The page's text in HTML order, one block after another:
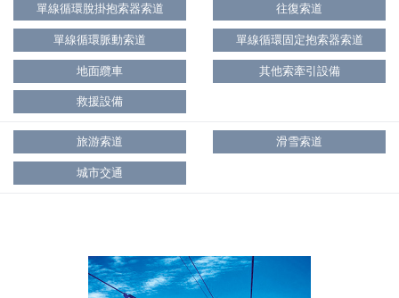
單線循環脫掛抱索器索道 往復索道
單線循環脈動索道 單線循環固定抱索器索道
地面纜車 其他索牽引設備
救援設備
旅游索道 滑雪索道
城市交通